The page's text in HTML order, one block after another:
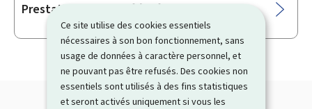
Ce site utilise des cookies essentiels
nécessaires à son bon fonctionnement, sans
usage de données à caractère personnel, et
ne pouvant pas être refusés. Des cookies non
essentiels sont utilisés à des fins statistiques
et seront activés uniquement si vous les
Prestations de santé à l'étranger